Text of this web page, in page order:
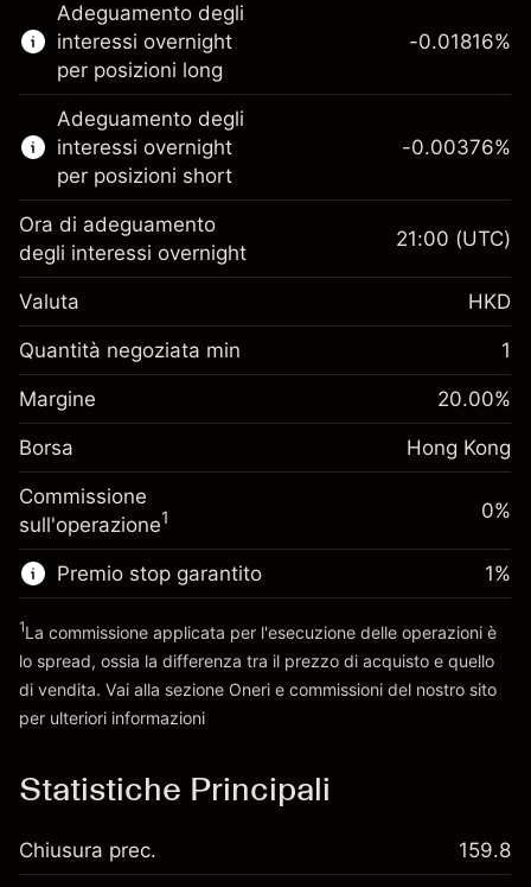
per il trading di CFD e knock-out.
Scopri di più su:
CFD
Knock-out
Adeguamento degli
interessi overnight
per posizioni long
Margine. Il tuo
HK$1,000.00
Adeguamento
finanziamento
overnight
Oneri per l'intero valore
-0.018156%
(-HK$0.91)
Dimensione dell'operazione a leva
~
HK$5,000.00
Denaro da leva ~
-0.01816%
Adeguamento degli
interessi overnight
per posizioni short
Margine. Il tuo
investimento
HK$1,000.00
finanziamento
overnight
Oneri per l'intero valore
della posizione
(-HK$0.19)
Dimensione dell'operazione a leva
Denaro da leva ~ HK$4,000.00
Vai alla piattaforma
-0.00376%
Ora di adeguamento
degli interessi overnight
21:00 (UTC)
Valuta HKD
Quantità negoziata min 1
Margine 20.00%
Borsa Hong Kong
Commissione
sull'operazione1 0%
Premio stop garantito 1%
1La commissione applicata per l'esecuzione delle operazioni è
lo spread, ossia la differenza tra il prezzo di acquisto e quello
di vendita. Vai alla sezione Oneri e commissioni del nostro sito
per ulteriori informazioni
Statistiche Principali
Chiusura prec. 159.8